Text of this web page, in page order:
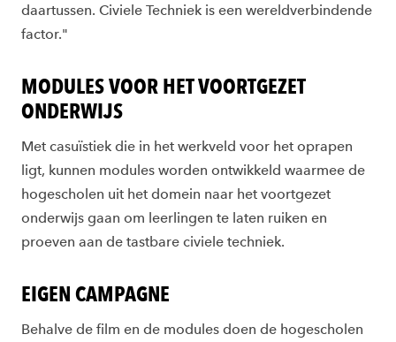
daartussen. Civiele Techniek is een wereldverbindende
factor."
MODULES VOOR HET VOORTGEZET
ONDERWIJS
Met casuïstiek die in het werkveld voor het oprapen
ligt, kunnen modules worden ontwikkeld waarmee de
hogescholen uit het domein naar het voortgezet
onderwijs gaan om leerlingen te laten ruiken en
proeven aan de tastbare civiele techniek.
EIGEN CAMPAGNE
Behalve de film en de modules doen de hogescholen